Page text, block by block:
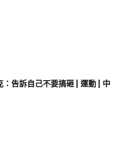
告訴自己不要搞砸 | 運動 | 中